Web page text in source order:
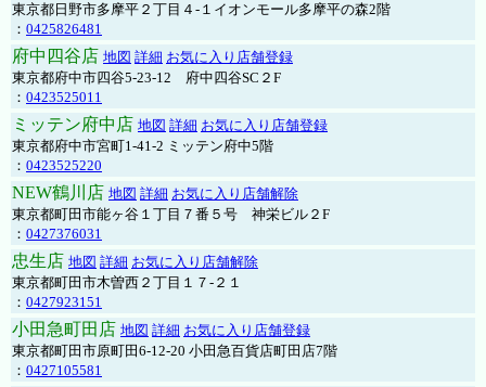
東京都日野市多摩平２丁目４-１イオンモール多摩平の森2階
： 0425826481
府中四谷店 地図 詳細 お気に入り店舗登録
東京都府中市四谷5-23-12 府中四谷SC２F
： 0423525011
ミッテン府中店 地図 詳細 お気に入り店舗登録
東京都府中市宮町1-41-2 ミッテン府中5階
： 0423525220
NEW鶴川店 地図 詳細 お気に入り店舗解除
東京都町田市能ヶ谷１丁目７番５号 神栄ビル２F
： 0427376031
忠生店 地図 詳細 お気に入り店舗解除
東京都町田市木曽西２丁目１７-２１
： 0427923151
小田急町田店 地図 詳細 お気に入り店舗登録
東京都町田市原町田6-12-20 小田急百貨店町田店7階
： 0427105581